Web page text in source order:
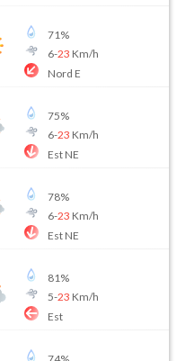
71%
6-23 Km/h
Nord E
75%
6-23 Km/h
Est NE
78%
6-23 Km/h
Est NE
81%
5-23 Km/h
Est